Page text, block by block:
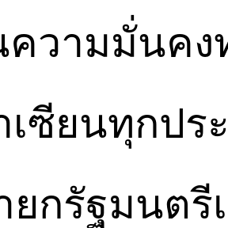
ความมั่นคง
เซียนทุกปร
ยกรัฐมนตรี